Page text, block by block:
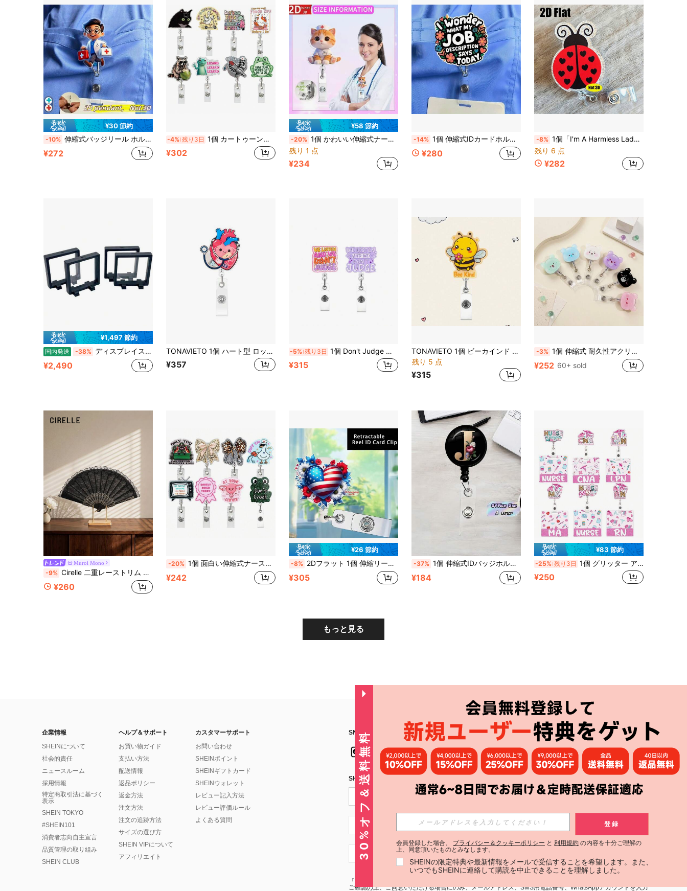
4.88 127 480
4.88 127 480
4.88 127 480
¥30 節約
-10% 伸縮式バッジリール ホルダー IDクリップ付き - アクリル製ナース ネームタグカードホルダー、医師 RN LPN 伸縮式カードリールホルダー、病院勤務用、ホリデーギフト
¥272
-4% 残り3日 1個 カートゥーン動物シリーズ バッジスクロール、ナースバッジスクロール、伸縮式、ネームクリップ、IDクリップ、ナースバッジアクセサリー付き、薬剤師、看護師、医療スタッフに適しています、学校再開の必需品。
¥302
¥58 節約
-20% 1個 かわいい伸縮式ナース・ドクターバッジクリップ - アクリル製ネームタグ パターンプリントデザイン、耐久性のあるIDホルダー装飾、医療従事者、女性、医療スタッフ、ナースの仕事用アクセサリー、医療スタッフアクセサリー、遊び心のあるデザイン、スタイリッシュな外観
残り 1 点
¥234
-14% 1個 伸縮式IDカードホルダー ベルトクリップ付き - 伸縮式ID名札ロール (病院IDバッジ対応) 看護師、医師、作業員、看護助手に適しています - 軽量でクリップしやすく、イベントやユニフォームに最適です。
¥280
-8% 1個「I'm A Harmless Ladybug」アクリル製伸縮ネームタグスクロール | 教師、医師、看護師に最適 | オフィスギフト | アクリル製ネームタグクリップ
残り 6 点
¥282
¥1,497 節約
国内発送 -38% ディスプレイスタンド ラバーストラップ アクリルキーホルダー 収納 展示 汚れ防止 台座付き ブラック11×11cm 4個
¥2,490
TONAVIETO 1個 ハート型 ロッキングファン バッジリール アクリル製 伸縮式バッジホルダー クリップ スイベルアリゲータークリップ付き 看護師・学生・オフィススタッフ用
¥357
-5% 残り3日 1個 Don't Judge バッジリール 伸縮式バッジホルダー クリップ スイベルアリゲータークリップ付き RN LPN CNA用、かわいい医療従事者ギフト、教師 医師アクセサリー
¥315
TONAVIETO 1個 ビーカインド かわいい バッジリール アクリル製 伸縮式バッジホルダー スイベル式アリゲータークリップ付き 看護師 CNA 小児科医 医療従事者 学生 オフィスワーカー向け アクセサリー ギフト
残り 5 点
¥315
-3% 1個 伸縮式 耐久性アクリル製IDバッジホルダー - 看護師バッジリール クリップ付き、医療従事者、学用品、新学期シーズンに適しています
¥252 60+ sold
Muroi Mono
-9% Cirelle 二重レーストリム プリンセス扇子、モダン折りたたみ扇子、家庭用に適しています
¥260
-20% 1個 面白い伸縮式ナースバッジリール、回転式アリゲータークリップ付きかわいいバッジホルダー、ナース、医師、オフィススタッフのIDカード装飾に適しています
¥242
¥26 節約
-8% 2Dフラット 1個 伸縮リール入れ IDカードホルダー、ナースバッジクリップ、医師、学生、教師、医療アシスタントに適しています。母の日、父の日、誕生日のプレゼントとしても家族や友人に贈れます。
¥305
-37% 1個 伸縮式IDバッジホルダー 丸型ガラスキーリング A-Z 名札 ナース ドクター 黒 バッジリール オフィス用品 簡単識別 学校に戻る
¥184
¥83 節約
-25% 残り3日 1個 グリッター アクリル 簡単クリップ式 医療ID バッジ、ナース ネームタグ、病院IDカードホルダー、オフィスワーカーや学生に必須、学校・オフィス用品、新学期、バッジクリップ
¥250
もっと見る
企業情報
SHEINについて
社会的責任
ニュースルーム
採用情報
特定商取引法に基づく
表示
SHEIN TOKYO
#SHEIN101
消費者志向自主宣言
品質管理の取り組み
SHEIN CLUB
ヘルプ＆サポート
お買い物ガイド
支払い方法
配送情報
返品ポリシー
返金方法
注文方法
注文の追跡方法
サイズの選び方
SHEIN VIPについて
アフィリエイト
カスタマーサポート
お問い合わせ
SHEINポイント
SHEINギフトカード
SHEINウォレット
レビュー記入方法
レビュー評価ルール
よくある質問
SNSフォローはこちら： アプリ
SHEIN STYLE NEWSを購読する
購読
JP + 81 登録する
JP + 81
「SHEIN STYLE NEWSの購読には「
ご確認の上、ご同意いただける場合にのみ、メールアドレス、SMS用電話番号、WhatsAppアカウントを入力
30%オフ＆送料無料 登録
会員登録した場合、 プライバシー＆クッキーポリシー と 利用規約 の内容を十分ご理解の
上、同意頂いたものとみなします。
SHEINの限定特典や最新情報をメールで受信することを希望します。また、
いつでもSHEINに連絡して購読を中止できることを理解しました。